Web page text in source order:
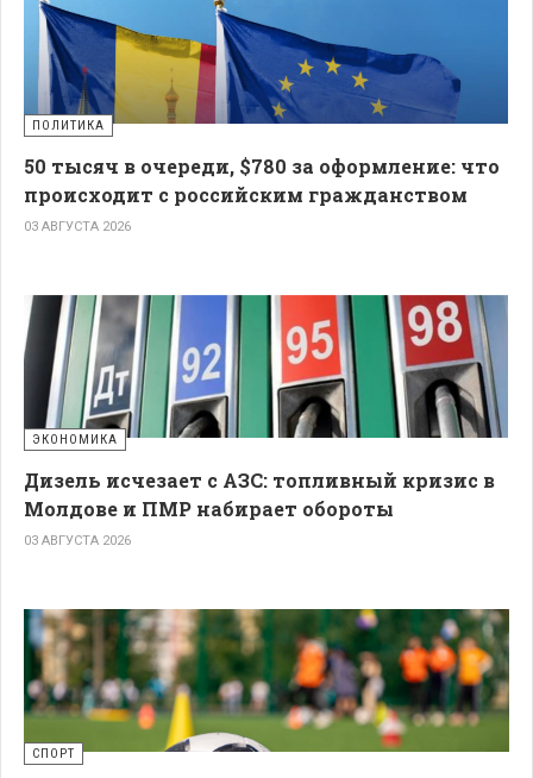
ПОЛИТИКА
50 тысяч в очереди, $780 за оформление: что
происходит с российским гражданством
03 АВГУСТА 2026
ЭКОНОМИКА
Дизель исчезает с АЗС: топливный кризис в
Молдове и ПМР набирает обороты
03 АВГУСТА 2026
СПОРТ